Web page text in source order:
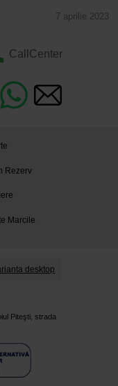
7 aprilie 2023
CallCenter
Rezerv
Marcile
desktop
Piteşti, strada